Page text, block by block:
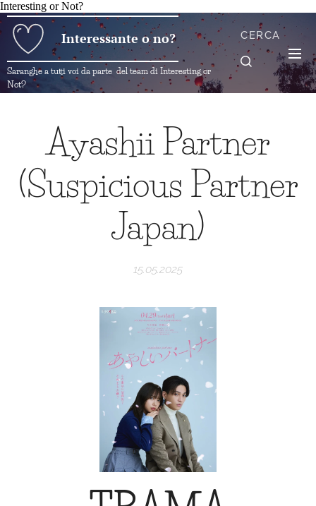
Interesting or Not?
Interessante o no?
Saranghe a tutti voi da parte del team di Interesting or
Not?
CERCA
Ayashii Partner
(Suspicious Partner
Japan)
15.05.2025